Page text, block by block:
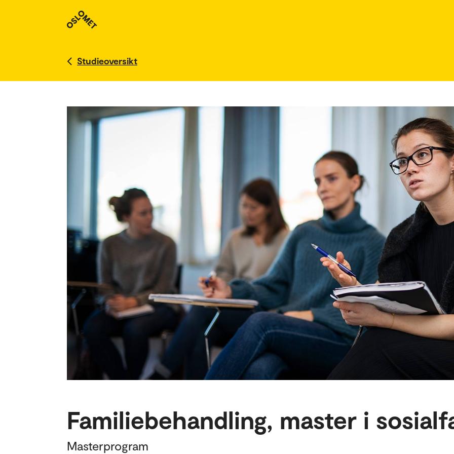
Studieoversikt
Familiebehandling, master i
Masterprogram